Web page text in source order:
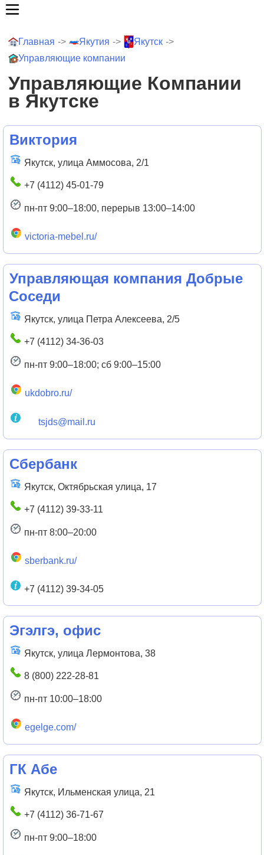
Главная -> Якутия -> Якутск ->
Управляющие компании
Управляющие Компании
в Якутске
Виктория
Якутск, улица Аммосова, 2/1
+7 (4112) 45-01-79
пн-пт 9:00–18:00, перерыв 13:00–14:00
victoria-mebel.ru/
Управляющая компания Добрые
Соседи
Якутск, улица Петра Алексеева, 2/5
+7 (4112) 34-36-03
пн-пт 9:00–18:00; сб 9:00–15:00
ukdobro.ru/
tsjds@mail.ru
Сбербанк
Якутск, Октябрьская улица, 17
+7 (4112) 39-33-11
пн-пт 8:00–20:00
sberbank.ru/
+7 (4112) 39-34-05
Эгэлгэ, офис
Якутск, улица Лермонтова, 38
8 (800) 222-28-81
пн-пт 10:00–18:00
egelge.com/
ГК Абе
Якутск, Ильменская улица, 21
+7 (4112) 36-71-67
пн-пт 9:00–18:00